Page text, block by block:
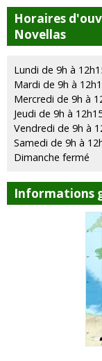
Horaires
Novellas
Lundi de 9h à
Mardi de 9h à
Mercredi de 9h à
Jeudi de 9h à
Vendredi de 9h à
Samedi de 9h à
Dimanche fermé
Informations